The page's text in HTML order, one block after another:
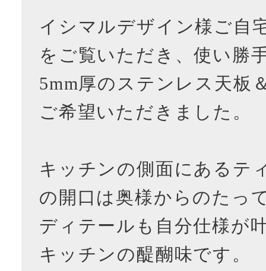
イシマルデザイン様ご自
をご覧いただき、使い勝
5mm厚のステンレス天板
ご希望いただきました。
キッチンの側面にあるテ
の開口は奥様からのたっ
ディテールも自分仕様が
キッチンの醍醐味です。